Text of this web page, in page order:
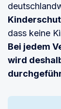
dass keine
Bei jedem
wird